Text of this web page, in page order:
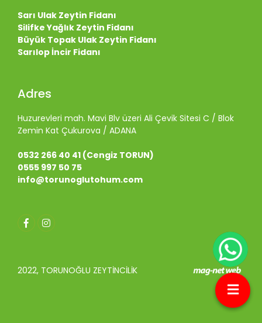
Sarı Ulak Zeytin Fidanı
Silifke Yağlık Zeytin Fidanı
Büyük Topak Ulak Zeytin Fidanı
Sarılop İncir Fidanı
Adres
Huzurevleri mah. Mavi Blv üzeri Ali Çevik Sitesi C / Blok
Zemin Kat Çukurova / ADANA
0532 266 40 41 (Cengiz TORUN)
0555 997 50 75
info@torunoglutohum.com
2022, TORUNOĞLU ZEYTİNCİLİK